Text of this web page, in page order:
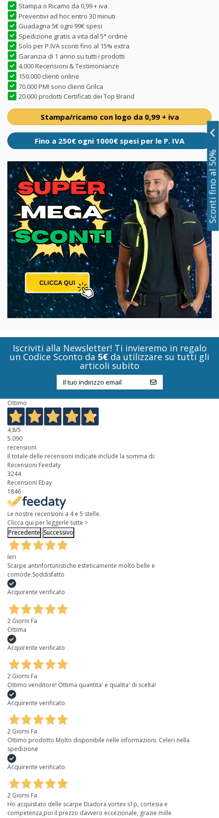
Stampa o Ricamo da 0,99 + iva
Preventivi ad hoc entro 30 minuti
Guadagna 5€ ogni 99€ spesi
Spedizione gratis a vita dal 5° ordine
Solo per P.IVA sconti fino al 15% extra
Garanzia di 1 anno su tutti i prodotti
4.000 Recensioni & Testimonianze
150.000 clienti online
70.000 PMI sono clienti Grilca
20.000 prodotti Certificati dei Top Brand
Stampa/ricamo con logo da 0,99 + iva
Fino a 250€ ogni 1000€ spesi per le P. IVA
Iscriviti alla Newsletter! Ti invieremo in regalo
un Codice Sconto da 5€ da utilizzare su tutti gli
articoli subito
Ottimo
4,8/5
5.090
recensioni
Il totale delle recensioni indicate include la somma di:
Recensioni Feedaty
3244
Recensioni Ebay
1846
Le nostre recensioni a 4 e 5 stelle.
Clicca qui per leggerle tutte >
Precedente Successivo
Ieri
Scarpe antinfortunistiche esteticamente molto belle e
comode.Soddisfatto
Acquirente verificato
2 Giorni Fa
Ottima
Acquirente verificato
2 Giorni Fa
Ottimo venditore! Ottima quantita' e qualita' di scelta!
Acquirente verificato
2 Giorni Fa
Ottimo prodotto Molto disponibile nelle informazioni. Celeri nella
spedizione
Acquirente verificato
2 Giorni Fa
Ho acquistato delle scarpe Diadora vortex s1p, cortesia e
competenza,poi il prezzo davvero eccezionale, grazie mille
Sconti fino al 50%